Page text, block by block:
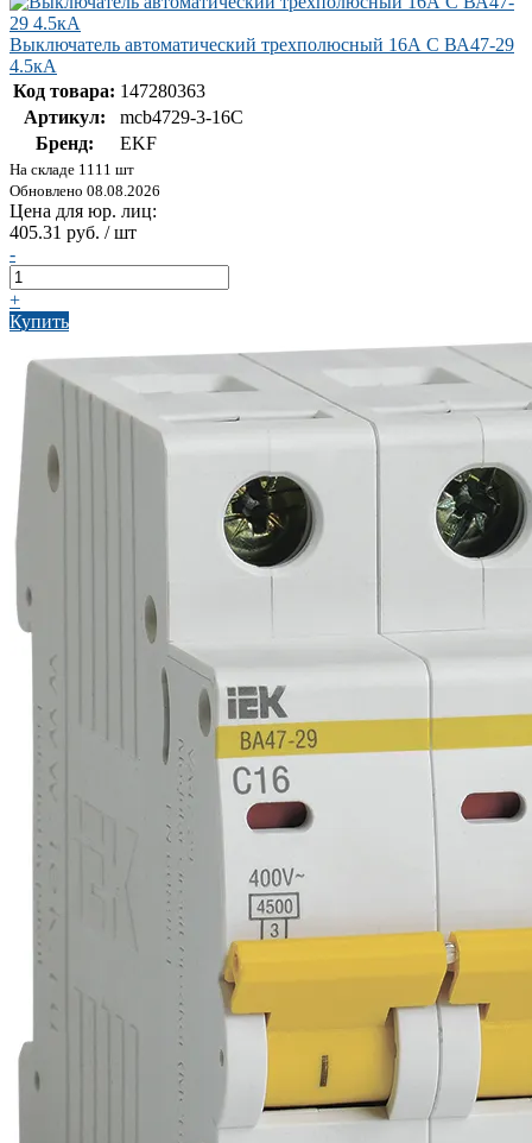
Выключатель автоматический трехполюсный 16А С ВА47-29
4.5кА
Код товара: 147280363
Артикул:
mcb4729-3-16C
Бренд:
EKF
На складе 1111 шт
Обновлено 08.08.2026
Цена для юр. лиц:
405.31 руб. / шт
-
+
Купить